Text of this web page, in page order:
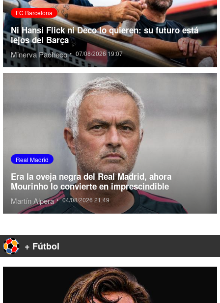
FC Barcelona
Ni Hansi Flick ni Deco lo quieren: su futuro está
lejos del Barça
Minerva Pacheco • 07/08/2026 19:07
Real Madrid
Era la oveja negra del Real Madrid, ahora
Mourinho lo convierte en imprescindible
Martín Alpera • 04/08/2026 21:49
+ Fútbol